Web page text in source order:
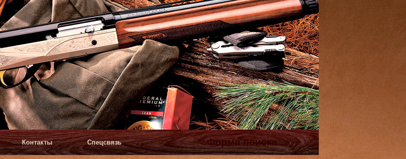
Форма поиска
Контакты Спецсвязь